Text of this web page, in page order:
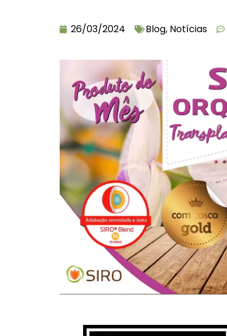
26/03/2024 Blog, Notícias